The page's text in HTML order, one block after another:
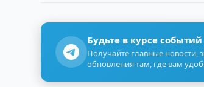
Будьте в курсе событий
Получайте главные новости,
обновления там, где вам